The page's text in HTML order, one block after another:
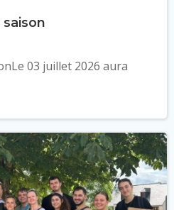
saison
03 juillet 2026 aura